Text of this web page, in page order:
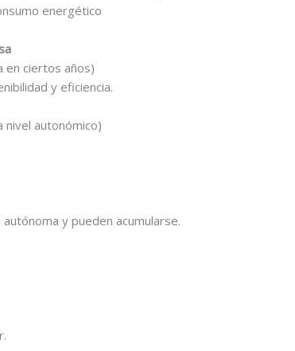
energético
en ciertos años)
y eficiencia.
autonómico)
y pueden acumularse.